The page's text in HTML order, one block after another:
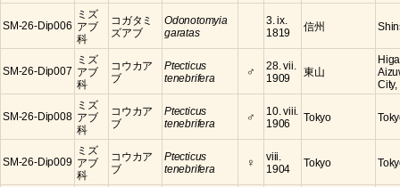
SM-26-Dip006
ミズ
アブ
科
コガタミ
ズアブ
Odonotomyia
garatas
3. ix.
1819
信州
SM-26-Dip007
ミズ
アブ
科
コウカア
ブ
Ptecticus
tenebrifera
♂
28. vii.
1909
東山
SM-26-Dip008
ミズ
アブ
科
コウカア
ブ
Ptecticus
tenebrifera
♂
10. viii.
1906
Tokyo
SM-26-Dip009
ミズ
アブ
科
コウカア
ブ
Ptecticus
tenebrifera
♀
viii.
1904
Tokyo